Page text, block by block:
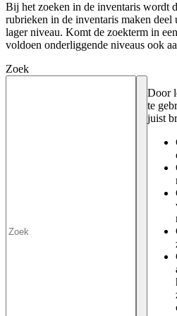
Bij het zoeken in de inventaris wordt
rubrieken in de inventaris maken
lager niveau. Komt de zoekterm in
voldoen onderliggende niveaus ook
Zoek
Door
te
juist